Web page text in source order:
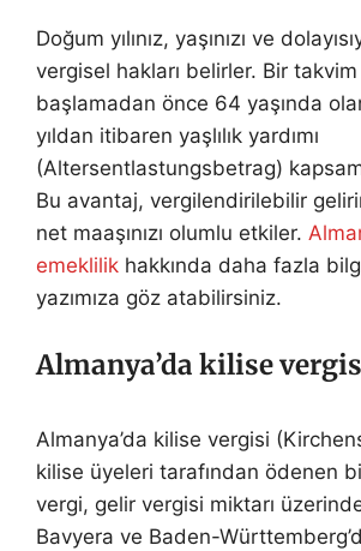
Doğum yılınız, yaşınızı ve
vergisel hakları belirler. Bir takvim
başlamadan önce 64 yaşında
yıldan itibaren yaşlılık yardımı
(Altersentlastungsbetrag)
Bu avantaj, vergilendirilebilir
net maaşınızı olumlu etkiler.
emeklilik hakkında daha fazla
yazımıza göz atabilirsiniz.
Almanya’da kilise
Almanya’da kilise vergisi
kilise üyeleri tarafından ödenen
vergi, gelir vergisi miktarı
Bavyera ve Baden-